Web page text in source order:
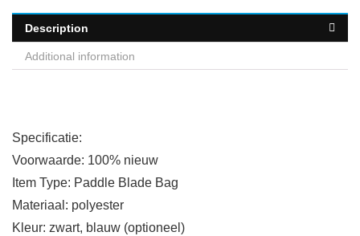
Description
Additional information
Specificatie:
Voorwaarde: 100% nieuw
Item Type: Paddle Blade Bag
Materiaal: polyester
Kleur: zwart, blauw (optioneel)